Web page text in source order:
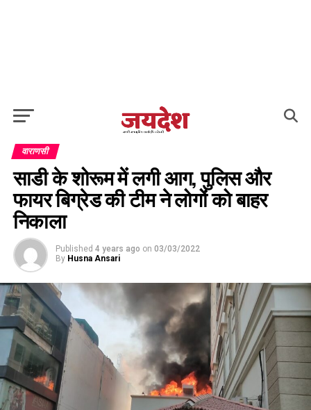
वाराणसी
साडी के शोरूम में लगी आग, पुलिस और
फायर बिग्रेड की टीम ने लोगों को बाहर
निकाला
Published 4 years ago on 03/03/2022
By Husna Ansari